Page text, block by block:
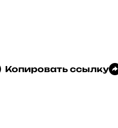
Копировать ссылку